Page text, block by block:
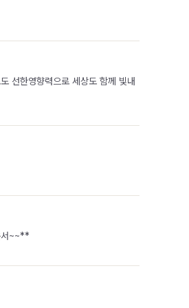
선한영향력으로 세상도 함께 빛내
서~~**